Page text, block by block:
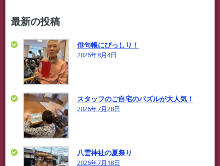
最新の投稿
俳句帳にびっしり！
2026年8月4日
スタッフのご自宅のパズルが大人気！
2026年7月28日
八雲神社の夏祭り
2026年7月18日